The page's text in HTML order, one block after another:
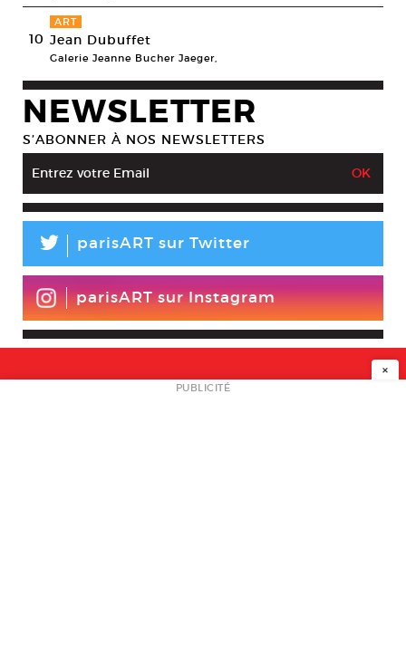
10
ART
Jean Dubuffet
Galerie Jeanne Bucher Jaeger,
NEWSLETTER
S’ABONNER À NOS NEWSLETTERS
L parisART sur Twitter
parisART sur Instagram
NEWSLETTER
×
PUBLICITÉ